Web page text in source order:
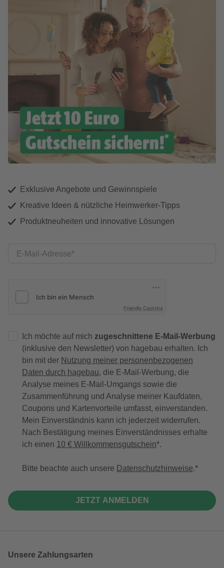
Exklusive Angebote und Gewinnspiele
Kreative Ideen & nützliche Heimwerker-Tipps
Produktneuheiten und innovative Lösungen
E-Mail-Adresse
Friendly Captcha
Ich möchte auf mich zugeschnittene E-Mail-Werbung
(inklusive den Newsletter) von hagebau erhalten. Ich
bin mit der Nutzung meiner personenbezogenen
Daten durch hagebau, die E-Mail-Werbung, die
Analyse meines E-Mail-Umgangs sowie die
Zusammenführung und Analyse meiner Kaufdaten,
Coupons und Kartenvorteile umfasst, einverstanden.
Mein Einverständnis kann ich jederzeit widerrufen.
Nach Bestätigung meines Einverständnisses erhalte
ich einen 10 € Willkommensgutschein*.
Bitte beachte auch unsere Datenschutzhinweise.
JETZT ANMELDEN
Unsere Zahlungsarten